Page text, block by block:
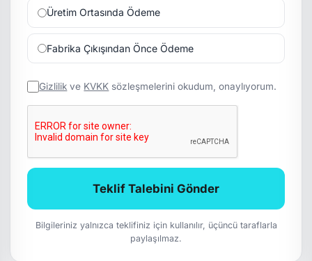
Üretim Ortasında Ödeme
Fabrika Çıkışından Önce Ödeme
Gizlilik ve KVKK sözleşmelerini okudum, onaylıyorum.
Teklif Talebini Gönder
Bilgileriniz yalnızca teklifiniz için kullanılır, üçüncü taraflarla
paylaşılmaz.